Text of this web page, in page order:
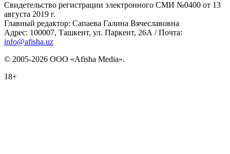
Свидетельство регистрации электронного СМИ №0400 от 13
августа 2019 г.
Главный редактор: Сапаева Галина Вячеславовна
Адрес: 100007, Ташкент, ул. Паркент, 26А / Почта:
info@afisha.uz
© 2005-2026 ООО «Afisha Media».
18+